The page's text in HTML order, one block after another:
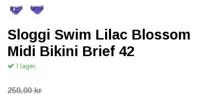
Sloggi Swim Lilac Blossom
Midi Bikini Brief 42
I lager.
250.00 kr